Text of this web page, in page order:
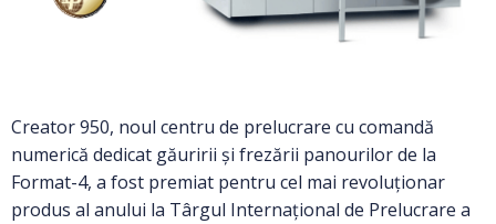
Creator 950, noul centru de prelucrare cu comandă
numerică dedicat găuririi și frezării panourilor de la
Format-4, a fost premiat pentru cel mai revoluționar
produs al anului la Târgul Internațional de Prelucrare a